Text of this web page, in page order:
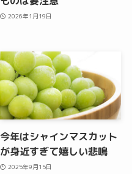
2026年1月19日
今年はシャインマスカット
が身近すぎて嬉しい悲鳴
2025年9月15日